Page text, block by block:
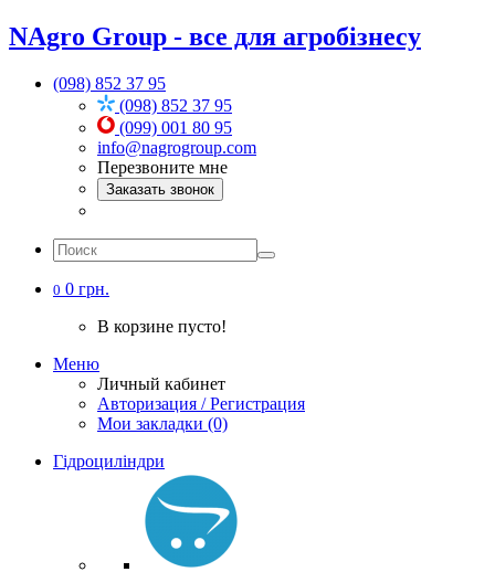
NAgro Group - все для агробізнесу
(098) 852 37 95
(098) 852 37 95
(099) 001 80 95
info@nagrogroup.com
Перезвоните мне
Заказать звонок
0 0 грн.
В корзине пусто!
Меню
Личный кабинет
Авторизация / Регистрация
Мои закладки (0)
Гідроциліндри